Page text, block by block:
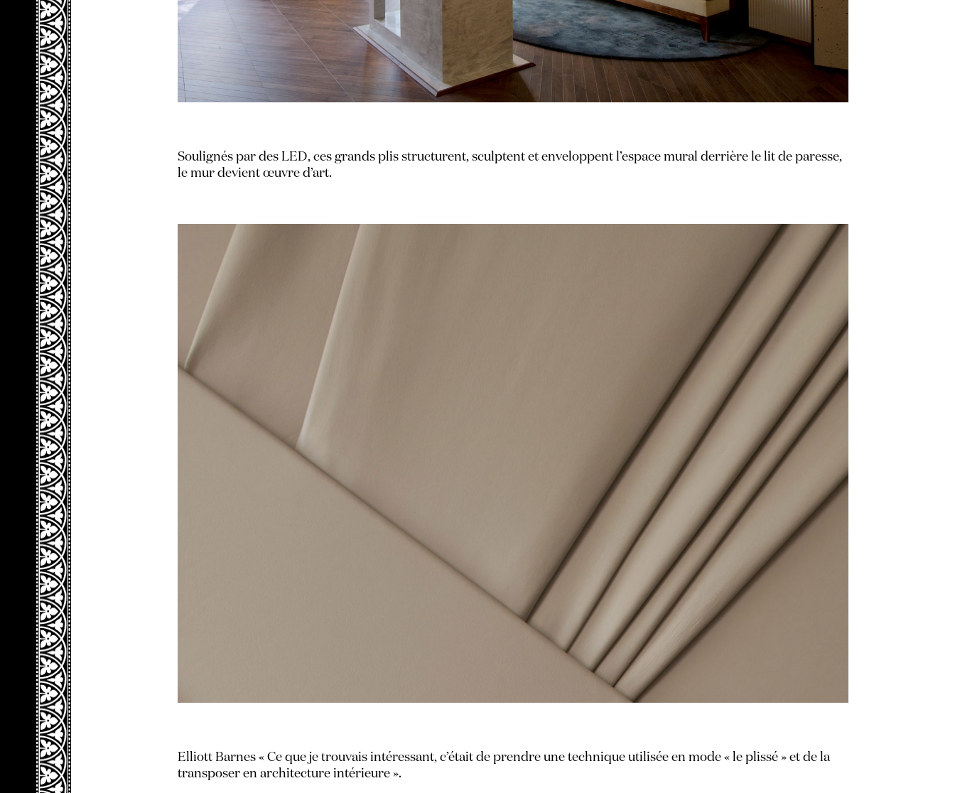
Soulignés par des LED, ces grands plis structurent, sculptent et enveloppent l’espace mural derrière le lit de paresse,
le mur devient œuvre d’art.
Elliott Barnes « Ce que je trouvais intéressant, c’était de prendre une technique utilisée en mode « le plissé » et de la
transposer en architecture intérieure ».